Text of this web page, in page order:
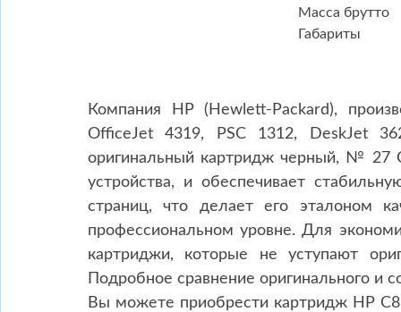
Масса брутто
Габариты
Компания HP (Hewlett-Packard),
OfficeJet 4319, PSC 1312, DeskJet
оригинальный картридж черный, № 27
устройства, и обеспечивает
страниц, что делает его эталоном
профессиональном уровне. Для
картриджи, которые не уступают
Подробное сравнение оригинального и
Вы можете приобрести картридж HP